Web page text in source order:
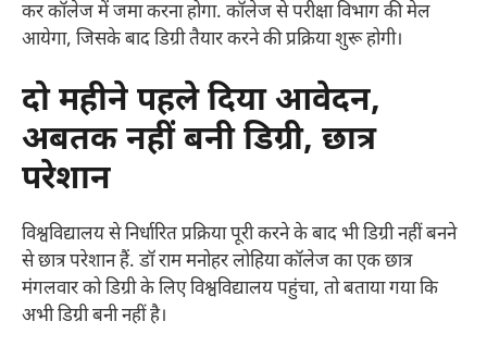
कर कॉलेज में जमा करना होगा. कॉलेज से परीक्षा विभाग की मेल
आयेगा, जिसके बाद डिग्री तैयार करने की प्रक्रिया शुरू होगी।
दो महीने पहले दिया आवेदन,
अबतक नहीं बनी डिग्री, छात्र
परेशान
विश्वविद्यालय से निर्धारित प्रक्रिया पूरी करने के बाद भी डिग्री नहीं बनने
से छात्र परेशान हैं. डॉ राम मनोहर लोहिया कॉलेज का एक छात्र
मंगलवार को डिग्री के लिए विश्वविद्यालय पहुंचा, तो बताया गया कि
अभी डिग्री बनी नहीं है।